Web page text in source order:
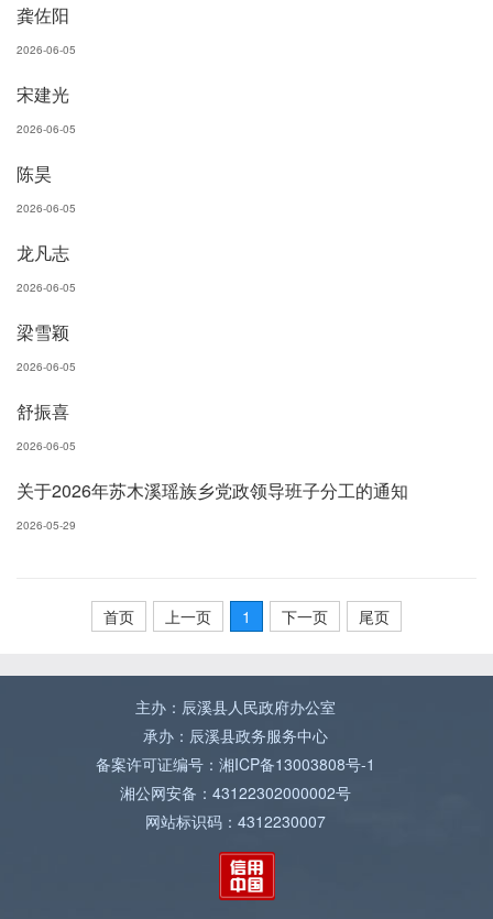
龚佐阳
2026-06-05
宋建光
2026-06-05
陈昊
2026-06-05
龙凡志
2026-06-05
梁雪颖
2026-06-05
舒振喜
2026-06-05
关于2026年苏木溪瑶族乡党政领导班子分工的通知
2026-05-29
首页 上一页 1 下一页 尾页
主办：辰溪县人民政府办公室
承办：辰溪县政务服务中心
备案许可证编号：湘ICP备13003808号-1
湘公网安备：43122302000002号
网站标识码：4312230007